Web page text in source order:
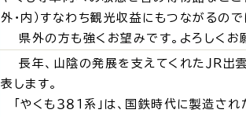
就職・転職・退職
外・内）すなわち観光収益にもつながるので
県外の方も強くお望みです。よろしくお
長年、山陰の発展を支えてくれたＪＲ出
表します。
「やくも３８１系」は、国鉄時代に製造さ